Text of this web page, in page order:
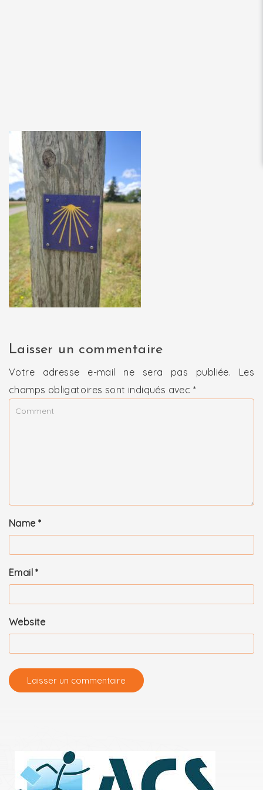
Laisser un commentaire
Votre adresse e-mail ne sera pas publiée.
Les
champs obligatoires sont indiqués avec *
Name *
Email*
Website